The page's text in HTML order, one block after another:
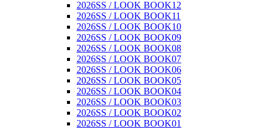
2026SS / LOOK BOOK12
2026SS / LOOK BOOK11
2026SS / LOOK BOOK10
2026SS / LOOK BOOK09
2026SS / LOOK BOOK08
2026SS / LOOK BOOK07
2026SS / LOOK BOOK06
2026SS / LOOK BOOK05
2026SS / LOOK BOOK04
2026SS / LOOK BOOK03
2026SS / LOOK BOOK02
2026SS / LOOK BOOK01